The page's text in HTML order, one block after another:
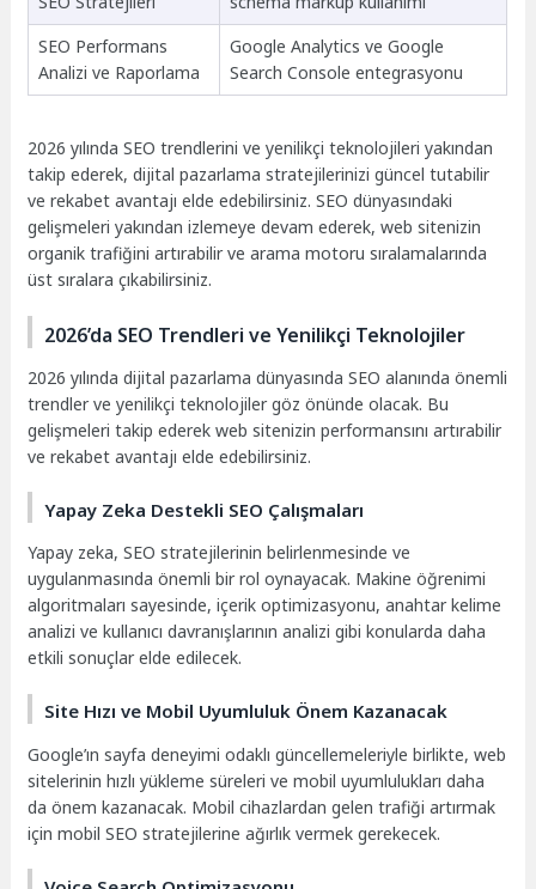
SEO Performans
Analizi ve Raporlama
Google Analytics ve Google
Search Console entegrasyonu
2026 yılında SEO trendlerini ve yenilikçi teknolojileri yakından
takip ederek, dijital pazarlama stratejilerinizi güncel tutabilir
ve rekabet avantajı elde edebilirsiniz. SEO dünyasındaki
gelişmeleri yakından izlemeye devam ederek, web sitenizin
organik trafiğini artırabilir ve arama motoru sıralamalarında
üst sıralara çıkabilirsiniz.
2026’da SEO Trendleri ve Yenilikçi Teknolojiler
2026 yılında dijital pazarlama dünyasında SEO alanında önemli
trendler ve yenilikçi teknolojiler göz önünde olacak. Bu
gelişmeleri takip ederek web sitenizin performansını artırabilir
ve rekabet avantajı elde edebilirsiniz.
Yapay Zeka Destekli SEO Çalışmaları
Yapay zeka, SEO stratejilerinin belirlenmesinde ve
uygulanmasında önemli bir rol oynayacak. Makine öğrenimi
algoritmaları sayesinde, içerik optimizasyonu, anahtar kelime
analizi ve kullanıcı davranışlarının analizi gibi konularda daha
etkili sonuçlar elde edilecek.
Site Hızı ve Mobil Uyumluluk Önem Kazanacak
Google’ın sayfa deneyimi odaklı güncellemeleriyle birlikte, web
sitelerinin hızlı yükleme süreleri ve mobil uyumlulukları daha
da önem kazanacak. Mobil cihazlardan gelen trafiği artırmak
için mobil SEO stratejilerine ağırlık vermek gerekecek.